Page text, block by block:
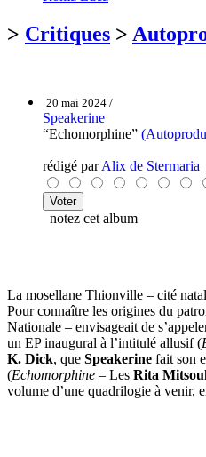
> Critiques >
20 mai 2024 /
Speakerine
“Echomorphine”
rédigé parAlix de Stermaria
notez cet album
La mosellane Thionville – cité
Pour connaître les origines du
Nationale – envisageait de
un EP inaugural à l’intitulé allusif (
K. Dick, que Speakerine fait son
(Echomorphine – Les Rita
volume d’une quadrilogie à venir,